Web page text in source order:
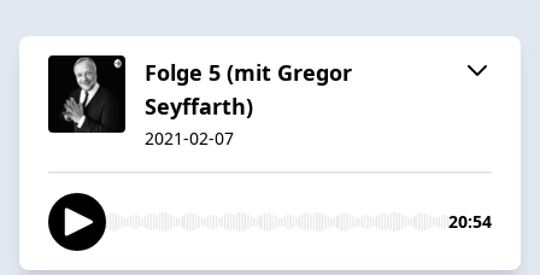
Folge 5 (mit Gregor
Seyffarth)
2021-02-07
20:54